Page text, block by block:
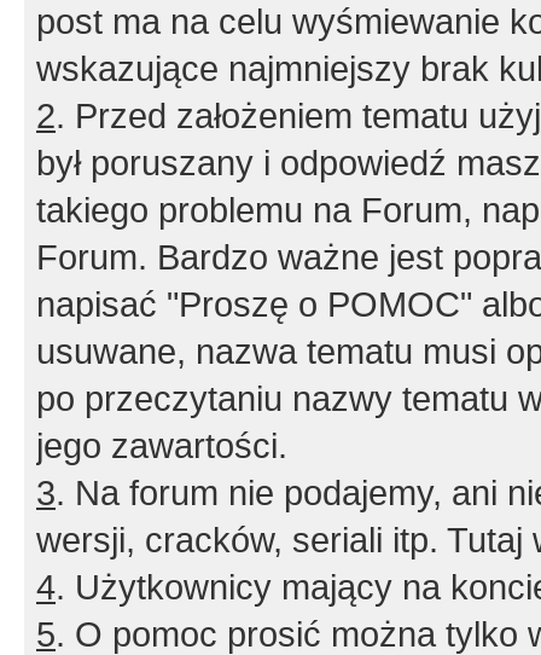
post ma na celu wyśmiewanie
wskazujące najmniejszy brak
2. Przed założeniem tematu
był poruszany i odpowiedź
takiego problemu na Forum,
Forum. Bardzo ważne jest
napisać "Proszę o POMOC"
usuwane, nazwa tematu musi
po przeczytaniu nazwy tematu
jego zawartości.
3. Na forum nie podajemy, ani
wersji, cracków, seriali itp. Tutaj
4. Użytkownicy mający na
5. O pomoc prosić można tylko